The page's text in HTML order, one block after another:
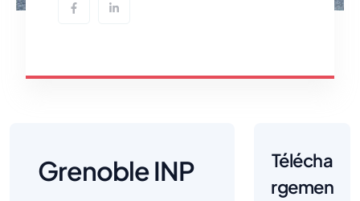
Grenoble INP
Télécha
rgemen